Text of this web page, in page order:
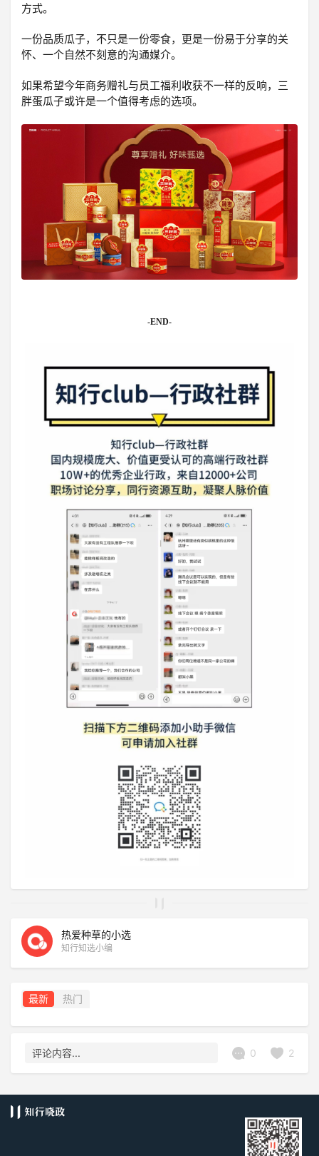
方式。
一份品质瓜子，不只是一份零食，更是一份易于分享的关
怀、一个自然不刻意的沟通媒介。
如果希望今年商务赠礼与员工福利收获不一样的反响，三
胖蛋瓜子或许是一个值得考虑的选项。
-END-
热爱种草的小选
知行知选小编
最新 热门
评论内容... 0 2